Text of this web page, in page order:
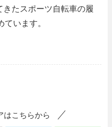
たスポーツ自転車の履
ています。
はこちらから